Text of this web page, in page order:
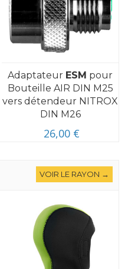
Adaptateur ESM pour
Bouteille AIR DIN M25
vers détendeur NITROX
DIN M26
26,00 €
VOIR LE RAYON →